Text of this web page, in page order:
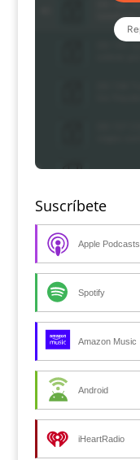
Suscríbete
Apple Podcasts
Spotify
Amazon Music
Android
iHeartRadio